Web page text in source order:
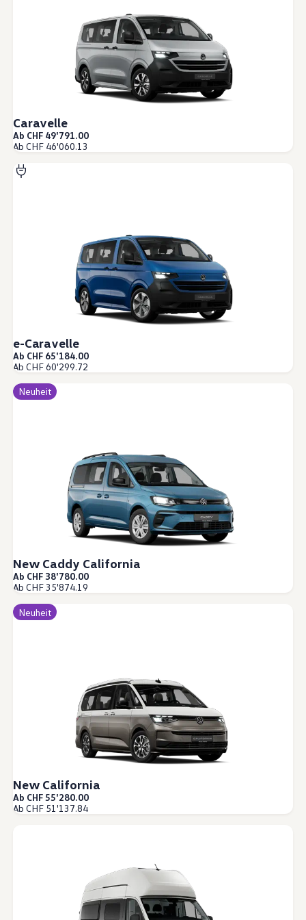
Caravelle
Ab CHF 49'791.00
Ab CHF 46'060.13
e-Caravelle
Ab CHF 65'184.00
Ab CHF 60'299.72
Neuheit
New Caddy California
Ab CHF 38'780.00
Ab CHF 35'874.19
Neuheit
New California
Ab CHF 55'280.00
Ab CHF 51'137.84